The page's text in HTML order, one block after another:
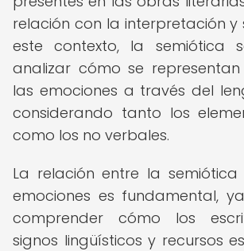
relación con la interpretación y
este contexto, la semiótica
analizar cómo se
las emociones a través del
considerando tanto los
como los no verbales.
La relación entre la
emociones es fundamental,
comprender cómo los
signos lingüísticos y recursos